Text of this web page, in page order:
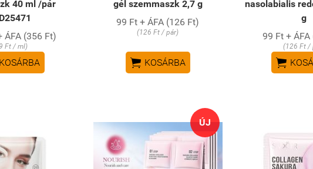
40 ml /pár
ÁFA (356 Ft)
Ft / ml)
KOSÁRBA
gél szemmaszk 2,7 g
99 Ft + ÁFA (126 Ft)
(126 Ft / pár)
 KOSÁRBA
nasolabialis
g
99 Ft +
(126 Ft /

ÚJ